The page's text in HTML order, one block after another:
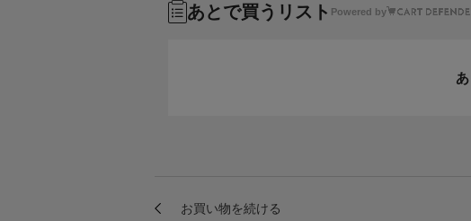
あとで買うリスト Powered by